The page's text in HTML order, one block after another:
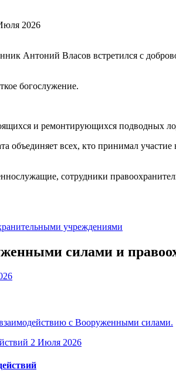
2026
Антоний Власов встретился с
богослужение.
и ремонтирующихся подводных
объединяет всех, кто принимал
сотрудники
учреждениями
силами и
с Вооруженными силами.
2 Июля 2026